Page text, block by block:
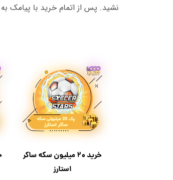
نشید. پس از اتمام خرید با پیامک
خرید 20 میلیون سکه ساکر
استارز